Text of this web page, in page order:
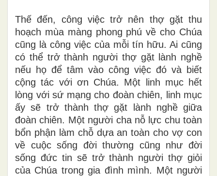
Thế đến, công việc trở nên thợ gặt thu
hoạch mùa màng phong phú về cho Chúa
cũng là công việc của mỗi tín hữu. Ai cũng
có thể trở thành người thợ gặt lành nghề
nếu họ để tâm vào công việc đó và biết
cộng tác với ơn Chúa. Một linh mục hết
lòng với sứ mạng cho đoàn chiên, linh mục
ấy sẽ trở thành thợ gặt lành nghề giữa
đoàn chiên. Một người cha nỗ lực chu toàn
bổn phận làm chỗ dựa an toàn cho vợ con
về cuộc sống đời thường cũng như đời
sống đức tin sẽ trở thành người thợ giỏi
của Chúa trong gia đình mình. Một người